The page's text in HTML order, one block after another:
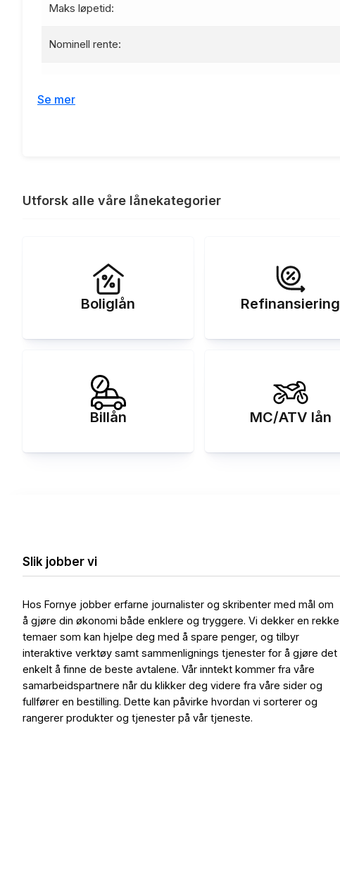
Maks løpetid:
Nominell rente:
Renteeksempel:
Se mer
Utforsk alle våre lånekategorier
Boliglån Refinansiering
Billån MC/ATV lån
Slik jobber vi
Hos Fornye jobber erfarne journalister og skribenter med mål om
å gjøre din økonomi både enklere og tryggere. Vi dekker en rekke
temaer som kan hjelpe deg med å spare penger, og tilbyr
interaktive verktøy samt sammenlignings tjenester for å gjøre det
enkelt å finne de beste avtalene. Vår inntekt kommer fra våre
samarbeidspartnere når du klikker deg videre fra våre sider og
fullfører en bestilling. Dette kan påvirke hvordan vi sorterer og
rangerer produkter og tjenester på vår tjeneste.